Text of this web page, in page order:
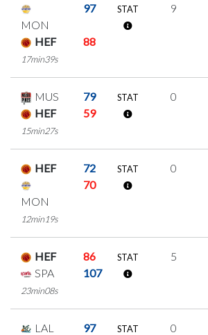
MON
97
HEF 88
17min39s
STAT 9
MUS
79
HEF
59
15min27s
STAT 0
HEF 72
MON
70
12min19s
STAT 0
HEF
86
SPA
107
23min08s
STAT 5
LAL
97
STAT 0